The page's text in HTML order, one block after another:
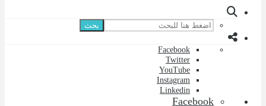
بحث
Facebook
Twitter
YouTube
Instagram
Linkedin
Facebook